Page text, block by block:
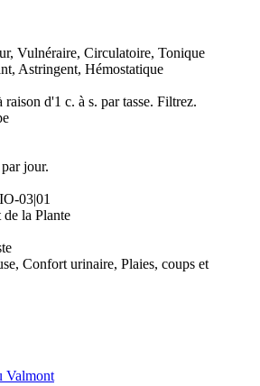
Vulnéraire, Circulatoire, Tonique
Astringent, Hémostatique
d'1 c. à s. par tasse. Filtrez.
jour.
03|01
la Plante
Confort urinaire, Plaies, coups et
Valmont